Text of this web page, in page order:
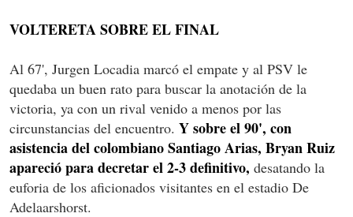
VOLTERETA SOBRE EL FINAL
Al 67', Jurgen Locadia marcó el empate y al PSV le
quedaba un buen rato para buscar la anotación de la
victoria, ya con un rival venido a menos por las
circunstancias del encuentro. Y sobre el 90', con
asistencia del colombiano Santiago Arias, Bryan Ruiz
apareció para decretar el 2-3 definitivo, desatando la
euforia de los aficionados visitantes en el estadio De
Adelaarshorst.